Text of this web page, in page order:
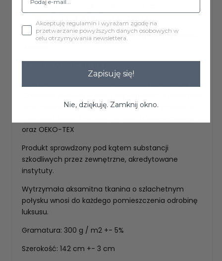
Producent zastrzega możliwość wystąpienia
Noga metalowa pokryta strukturą imitującą drewno
oraz mechacenie.Materiał łatwy do utrzymania w
oraz OEKO-TEX
Produkt sprawdzony pod kątem substancji
szkodliwych przez zewnętrzne, akredytowane
instytuty.
Wytrzymała aksamitna tkanina o szlachetnym
połysku wnosi do każdego pomieszczenia odrobinę
luksusu.
Gramatura: 300 g / m2 +- 5%
Szerokość: 142 cm +- 3 cm
Akceptuję regulamin i wyrażam zgodę na
przetwarzanie powyższych danych osobowych w
celu otrzymywania newslettera.
Zapisuję się!
Nie, dziękuję. Zamknij okno.